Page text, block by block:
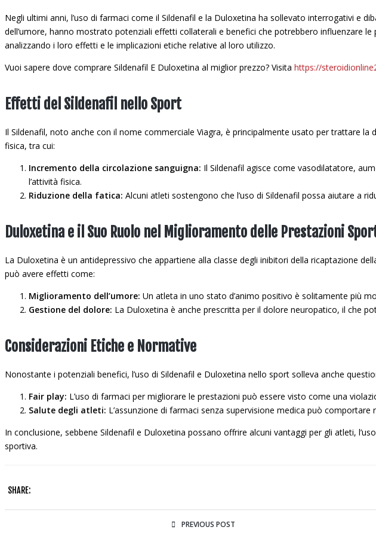
Negli ultimi anni, l’uso di farmaci come il Sildenafil e la Duloxetina ha sollevato interrogativi e
dell’umore, hanno mostrato potenziali effetti collaterali e benefici che potrebbero influenzare
analizzando i loro effetti e le implicazioni etiche relative al loro utilizzo.
Vuoi sapere dove comprare Sildenafil E Duloxetina al miglior prezzo? Visita https://
Effetti del Sildenafil nello Sport
Il Sildenafil, noto anche con il nome commerciale Viagra, è principalmente usato per trattare
fisica, tra cui:
Incremento della circolazione sanguigna: Il Sildenafil agisce come vasodilatatore,
l’attività fisica.
Riduzione della fatica: Alcuni atleti sostengono che l’uso di Sildenafil possa aiutare a
Duloxetina e il Suo Ruolo nel Miglioramento delle Prestazioni
La Duloxetina è un antidepressivo che appartiene alla classe degli inibitori della ricaptazione
può avere effetti come:
Miglioramento dell’umore: Un atleta in uno stato d’animo positivo è solitamente più
Gestione del dolore: La Duloxetina è anche prescritta per il dolore neuropatico, il che
Considerazioni Etiche e Normative
Nonostante i potenziali benefici, l’uso di Sildenafil e Duloxetina nello sport solleva anche
Fair play: L’uso di farmaci per migliorare le prestazioni può essere visto come una
Salute degli atleti: L’assunzione di farmaci senza supervisione medica può
In conclusione, sebbene Sildenafil e Duloxetina possano offrire alcuni vantaggi per gli atleti,
sportiva.
SHARE:
PREVIOUS POST